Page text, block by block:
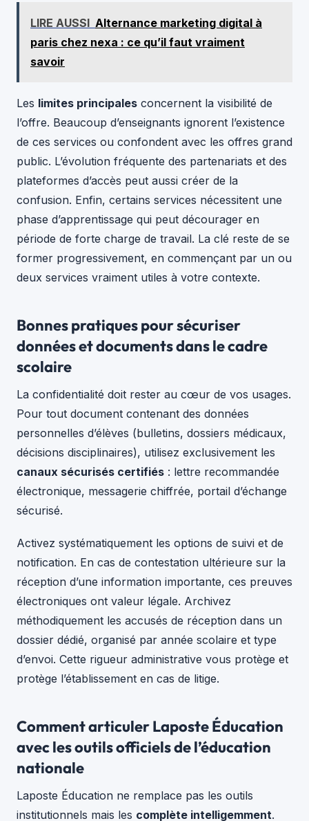
LIRE AUSSI Alternance marketing digital à
paris chez nexa : ce qu’il faut vraiment
savoir
Les limites principales concernent la visibilité de
l’offre. Beaucoup d’enseignants ignorent l’existence
de ces services ou confondent avec les offres grand
public. L’évolution fréquente des partenariats et des
plateformes d’accès peut aussi créer de la
confusion. Enfin, certains services nécessitent une
phase d’apprentissage qui peut décourager en
période de forte charge de travail. La clé reste de se
former progressivement, en commençant par un ou
deux services vraiment utiles à votre contexte.
Bonnes pratiques pour sécuriser
données et documents dans le cadre
scolaire
La confidentialité doit rester au cœur de vos usages.
Pour tout document contenant des données
personnelles d’élèves (bulletins, dossiers médicaux,
décisions disciplinaires), utilisez exclusivement les
canaux sécurisés certifiés : lettre recommandée
électronique, messagerie chiffrée, portail d’échange
sécurisé.
Activez systématiquement les options de suivi et de
notification. En cas de contestation ultérieure sur la
réception d’une information importante, ces preuves
électroniques ont valeur légale. Archivez
méthodiquement les accusés de réception dans un
dossier dédié, organisé par année scolaire et type
d’envoi. Cette rigueur administrative vous protège et
protège l’établissement en cas de litige.
Comment articuler Laposte Éducation
avec les outils officiels de l’éducation
nationale
Laposte Éducation ne remplace pas les outils
institutionnels mais les complète intelligemment.